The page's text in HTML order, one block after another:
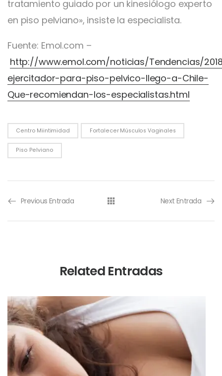
tratamiento guiado por un kinesiólogo experto
en piso pelviano», insiste la especialista.
Fuente: Emol.com –
http://www.emol.com/noticias/Tendencias/
ejercitador-para-piso-pelvico-llego-a-Chile-
Que-recomiendan-los-especialistas.html
Centro Miintimidad Fortalecer Músculos Vaginales
Piso Pelviano
Previous Entrada Next Entrada
Related Entradas